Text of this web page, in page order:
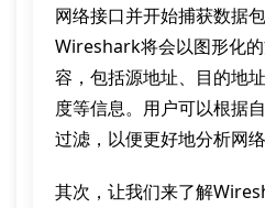
网络接口并开始捕获数据
Wireshark将会以图形化
容，包括源地址、目的地
度等信息。用户可以根据
过滤，以便更好地分析网
其次，让我们来了解